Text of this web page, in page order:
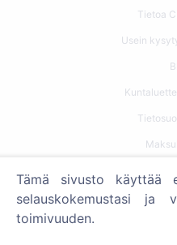
Tietoa
Usein
Tämä sivusto käyttää
selauskokemustasi ja
toimivuuden.